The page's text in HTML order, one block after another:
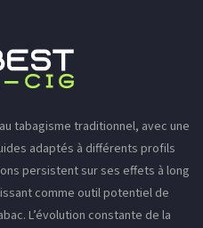
tabagisme traditionnel, avec une
adaptés à différents profils
persistent sur ses effets à long
comme outil potentiel de
L’évolution constante de la